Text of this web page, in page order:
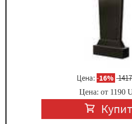
Цена: -16%
Цена: от 1190